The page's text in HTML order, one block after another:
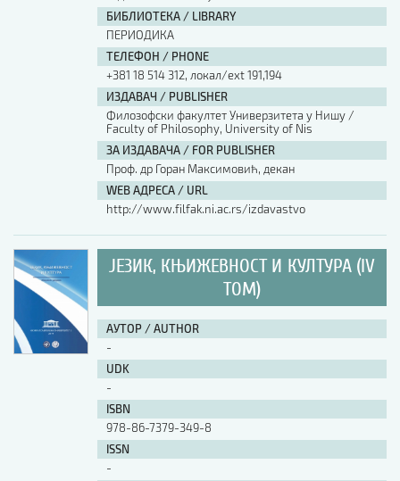
БИБЛИОТЕКА / LIBRARY
ПЕРИОДИКА
ТЕЛЕФОН / PHONE
+381 18 514 312, локал/ext 191,194
ИЗДАВАЧ / PUBLISHER
Филозофски факултет Универзитета у Нишу /
Faculty of Philosophy, University of Nis
ЗА ИЗДАВАЧА / FOR PUBLISHER
Проф. др Горан Максимовић, декан
WEB АДРЕСА / URL
http://www.filfak.ni.ac.rs/izdavastvo
ЈЕЗИК, КЊИЖЕВНОСТ И КУЛТУРА (IV
ТОМ)
АУТОР / AUTHOR
-
UDK
-
ISBN
978-86-7379-349-8
ISSN
-